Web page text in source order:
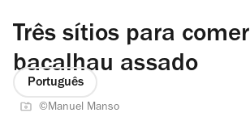
Três sítios para comer
bacalhau assado
Português
©Manuel Manso